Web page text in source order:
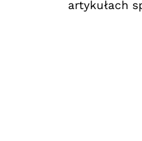
artykułach